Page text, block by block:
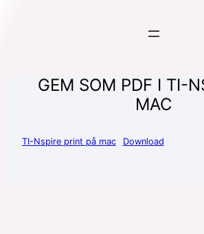
GEM SOM PDF I TI-
MAC
TI-Nspire print på mac Download